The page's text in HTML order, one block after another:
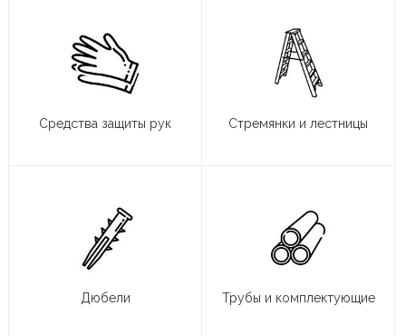
Средства защиты рук Стремянки и лестницы
Дюбели Трубы и комплектующие